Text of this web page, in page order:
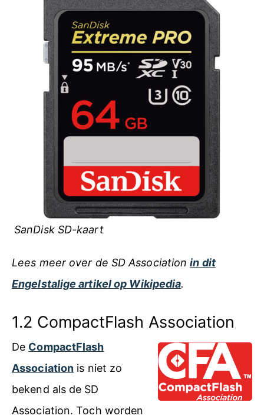
SanDisk SD-kaart
Lees meer over de SD Associationin dit
Engelstalige artikel op Wikipedia.
1.2 CompactFlash Association
De CompactFlash
Association is niet zo
bekend als de SD
Association. Toch worden